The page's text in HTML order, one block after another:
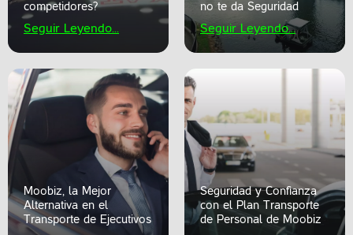
competidores?
Seguir Leyendo...
no te da Seguridad
Seguir Leyendo...
Moobiz, la Mejor
Alternativa en el
Transporte de Ejecutivos
Seguridad y Confianza
con el Plan Transporte
de Personal de Moobiz